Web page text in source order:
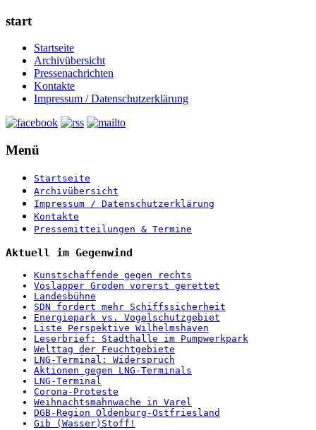
start
Startseite
Archivübersicht
Pressenachrichten
Kontakte
Impressum / Datenschutzerklärung
Menü
Startseite
Archivübersicht
Impressum / Datenschutzerklärung
Kontakte
Pressemitteilungen & Termine
Aktuell im Gegenwind
Kunstschaffende gegen rechts
Voslapper Groden vorerst gerettet
Landesbühne
SDN fordert mehr Schiffssicherheit
Energiepark vs. Vogelschutzgebiet
Liste Perspektive Wilhelmshaven
Leserbrief: Stadthalle im Pumpwerkpark
Welttag der Feuchtgebiete
LNG-Terminal: Widerspruch
Aktionen gegen LNG-Terminals
LNG-Terminal
Corona-Proteste
Weihnachtsmahnwache in Varel
DGB-Region Oldenburg-Ostfriesland
Gib (Wasser)Stoff!